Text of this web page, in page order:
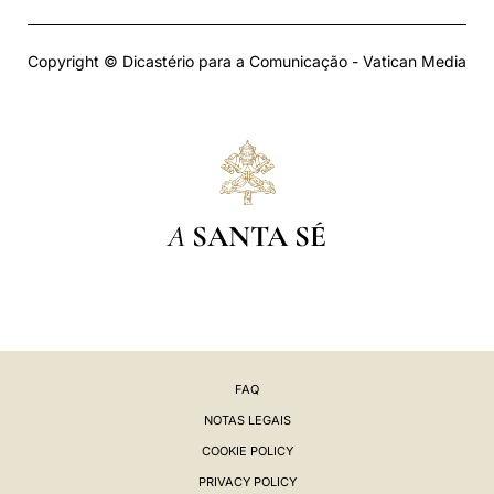
Copyright © Dicastério para a Comunicação - Vatican Media
A SANTA SÉ
FAQ
NOTAS LEGAIS
COOKIE POLICY
PRIVACY POLICY